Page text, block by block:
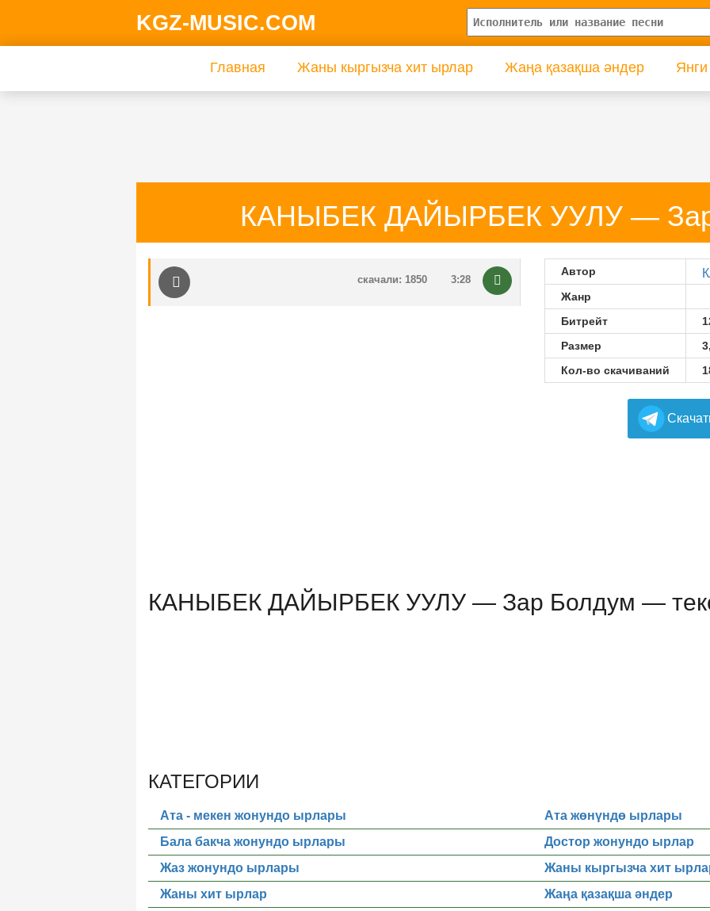
KGZ-MUSIC.COM
Главная Жаны кыргызча хит ырлар Жаңа қазақша әндер
КАНЫБЕК ДАЙЫРБЕК УУЛУ —
3:28
скачали: 1850
Автор
Жанр
Битрейт
Размер
Кол-во скачиваний
КАНЫБЕК ДАЙЫРБЕК УУЛУ — Зар Болдум —
КАТЕГОРИИ
Ата - мекен жонундо ырлары
Ата жөнүндө ырлары
Бала бакча жонундо ырлары
Достор жонундо ырлар
Жаз жонундо ырлары
Жаны кыргызча хит
Жаны хит ырлар
Жаңа қазақша әндер